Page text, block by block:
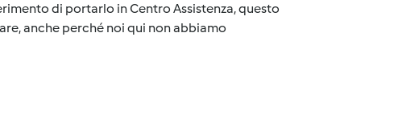
di portarlo in Centro Assistenza, questo
anche perché noi qui non abbiamo